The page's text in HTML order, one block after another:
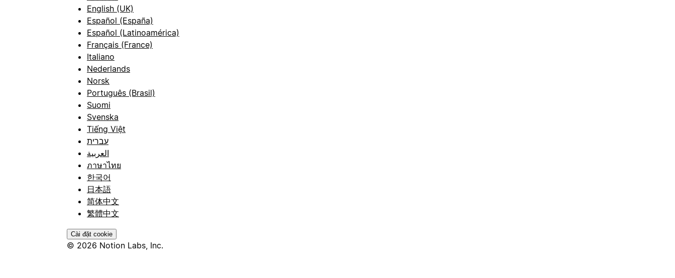
English (UK)
Español (España)
Español (Latinoamérica)
Français (France)
Italiano
Nederlands
Norsk
Português (Brasil)
Suomi
Svenska
Tiếng Việt
עברית
العربية
ภาษาไทย
한국어
日本語
简体中文
繁體中文
Cài đặt cookie
© 2026 Notion Labs, Inc.